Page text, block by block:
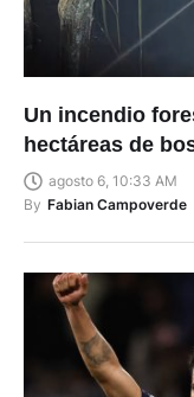
Un incendio
hectáreas de
agosto 6, 10:33 AM
By Fabian Campoverde